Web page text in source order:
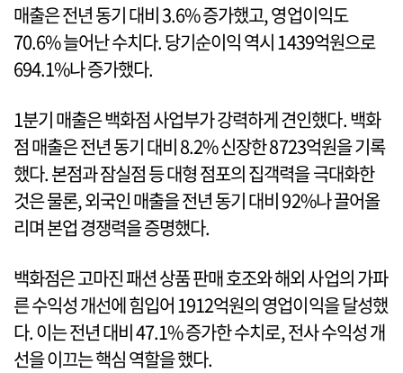
매출은 전년 동기 대비 3.6% 증가했고, 영업이익도
70.6% 늘어난 수치다. 당기순이익 역시 1439억원으로
694.1%나 증가했다.
1분기 매출은 백화점 사업부가 강력하게 견인했다. 백화
점 매출은 전년 동기 대비 8.2% 신장한 8723억원을 기록
했다. 본점과 잠실점 등 대형 점포의 집객력을 극대화한
것은 물론, 외국인 매출을 전년 동기 대비 92%나 끌어올
리며 본업 경쟁력을 증명했다.
백화점은 고마진 패션 상품 판매 호조와 해외 사업의 가파
른 수익성 개선에 힘입어 1912억원의 영업이익을 달성했
다. 이는 전년 대비 47.1% 증가한 수치로, 전사 수익성 개
선을 이끄는 핵심 역할을 했다.